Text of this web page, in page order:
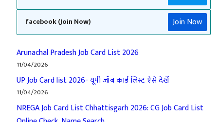
facebook (Join Now) Join Now
Arunachal Pradesh Job Card List 2026
11/04/2026
UP Job Card list 2026- यूपी जॉब कार्ड लिस्ट ऐसे देखें
11/04/2026
NREGA Job Card List Chhattisgarh 2026: CG Job Card List